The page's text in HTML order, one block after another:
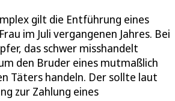
gilt die Entführung eines
im Juli vergangenen Jahres. Bei
das schwer misshandelt
den Bruder eines mutmaßlich
Täters handeln. Der sollte laut
zur Zahlung eines